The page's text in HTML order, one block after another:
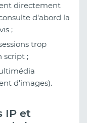
directement
d'abord la
;
trop
script ;
d'images).
IP et